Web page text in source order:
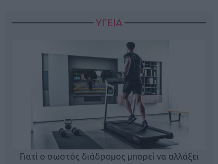
ΥΓΕΙΑ
Γιατί ο σωστός διάδρομος μπορεί να αλλάξει